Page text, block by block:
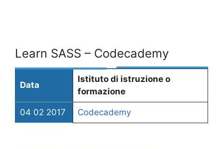
Learn SASS – Codecademy
Data
Istituto di istruzione o
formazione
04 02 2017 Codecademy